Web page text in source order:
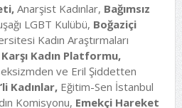
Anarşist Kadınlar, Bağımsız
LGBT Kulübü, Boğaziçi
Kadın Araştırmaları
Kadın Platformu,
ve Eril Şiddetten
Kadınlar,Eğitim-Sen İstanbul
Komisyonu, Emekçi Hareket